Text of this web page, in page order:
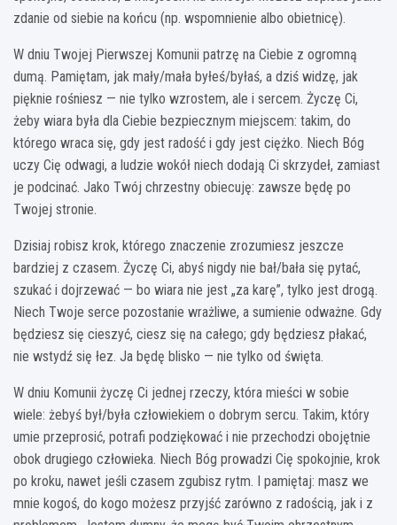
zdanie od siebie na końcu (np. wspomnienie albo obietnicę).
W dniu Twojej Pierwszej Komunii patrzę na Ciebie z ogromną
dumą. Pamiętam, jak mały/mała byłeś/byłaś, a dziś widzę, jak
pięknie rośniesz — nie tylko wzrostem, ale i sercem. Życzę Ci,
żeby wiara była dla Ciebie bezpiecznym miejscem: takim, do
którego wraca się, gdy jest radość i gdy jest ciężko. Niech Bóg
uczy Cię odwagi, a ludzie wokół niech dodają Ci skrzydeł, zamiast
je podcinać. Jako Twój chrzestny obiecuję: zawsze będę po
Twojej stronie.
Dzisiaj robisz krok, którego znaczenie zrozumiesz jeszcze
bardziej z czasem. Życzę Ci, abyś nigdy nie bał/bała się pytać,
szukać i dojrzewać — bo wiara nie jest „za karę”, tylko jest drogą.
Niech Twoje serce pozostanie wrażliwe, a sumienie odważne. Gdy
będziesz się cieszyć, ciesz się na całego; gdy będziesz płakać,
nie wstydź się łez. Ja będę blisko — nie tylko od święta.
W dniu Komunii życzę Ci jednej rzeczy, która mieści w sobie
wiele: żebyś był/była człowiekiem o dobrym sercu. Takim, który
umie przeprosić, potrafi podziękować i nie przechodzi obojętnie
obok drugiego człowieka. Niech Bóg prowadzi Cię spokojnie, krok
po kroku, nawet jeśli czasem zgubisz rytm. I pamiętaj: masz we
mnie kogoś, do kogo możesz przyjść zarówno z radością, jak i z